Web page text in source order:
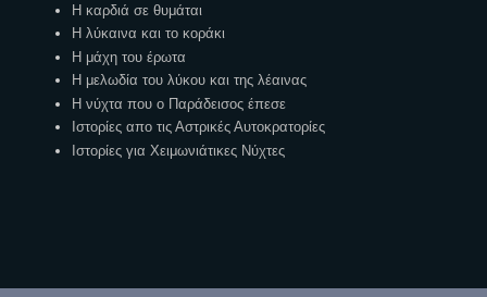
Η καρδιά σε θυμάται
Η λύκαινα και το κοράκι
Η μάχη του έρωτα
Η μελωδία του λύκου και της λέαινας
Η νύχτα που ο Παράδεισος έπεσε
Ιστορίες απο τις Αστρικές Αυτοκρατορίες
Ιστορίες για Χειμωνιάτικες Νύχτες